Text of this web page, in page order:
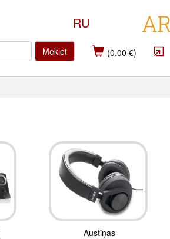
RU
Meklēt (0.00 €)
Austiņas